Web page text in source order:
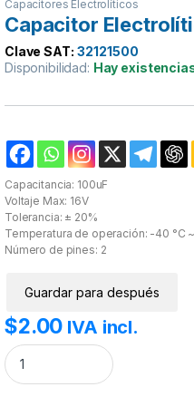
Capacitores Electrolíticos
Capacitor
Clave SAT: 32121500
Disponibilidad: Hay
Capacitancia: 100uF
Voltaje Max: 16V
Tolerancia: ± 20%
Temperatura de operación: -40 °C
Número de pines: 2
Guardar para después
$2.00 IVA incl.
Capacitor Electrolítico 100uF 16V